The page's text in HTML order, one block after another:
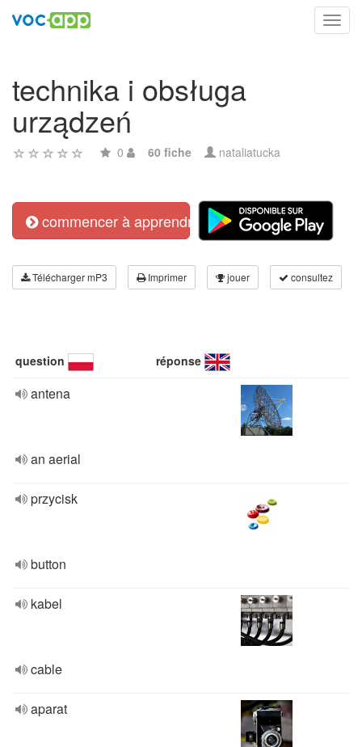
technika i obsługa
urządzeń
0 60 fiche nataliatucka
commencer à apprendre
Télécharger mP3 Imprimer jouer consultez
question réponse
antena
an aerial
przycisk
button
kabel
cable
aparat